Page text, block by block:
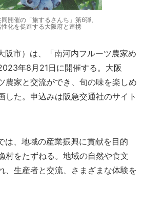
開催の「旅するさんち」第6弾、
化を促進する大阪府と連携
市）は、「南河内フルーツ農家め
年8月21日に開催する。大阪
農家と交流ができ、旬の味を楽しめ
した。申込みは阪急交通社のサイト
、地域の産業振興に貢献を目的
村をたずねる。地域の自然や食文
、生産者と交流、さまざまな体験を